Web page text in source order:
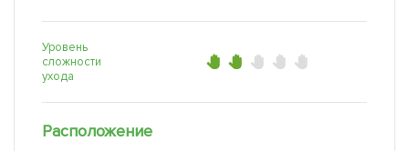
Уровень
сложности
ухода
Расположение